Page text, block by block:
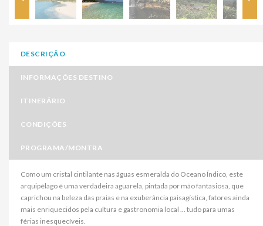
DESCRIÇÃO
INFORMAÇÕES DESTINO
ITINERÁRIO
CONDIÇÕES
PROGRAMA/MONTRA
Como um cristal cintilante nas águas esmeralda do Oceano Índico, este
arquipélago é uma verdadeira aguarela, pintada por mão fantasiosa, que
caprichou na beleza das praias e na exuberância paisagística, fatores ainda
mais enriquecidos pela cultura e gastronomia local ... tudo para umas
férias inesquecíveis.